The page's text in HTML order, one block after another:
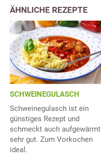
ÄHNLICHE REZEPTE
SCHWEINEGULASCH
Schweinegulasch ist ein
günstiges Rezept und
schmeckt auch aufgewärmt
sehr gut. Zum Vorkochen
ideal.